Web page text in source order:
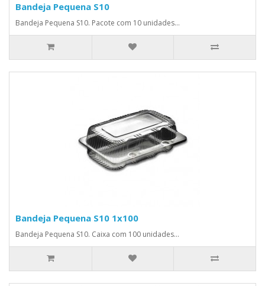
Bandeja Pequena S10
Bandeja Pequena S10. Pacote com 10 unidades...
Bandeja Pequena S10 1x100
Bandeja Pequena S10. Caixa com 100 unidades...